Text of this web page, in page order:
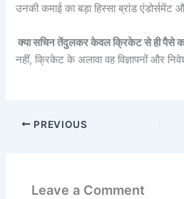
उनकी कमाई का बड़ा हिस्सा ब्रांड एंडोर्समेंट
क्या सचिन तेंदुलकर केवल क्रिकेट से ही पैसे
नहीं, क्रिकेट के अलावा वह विज्ञापनों और
PREVIOUS
Leave a Comment